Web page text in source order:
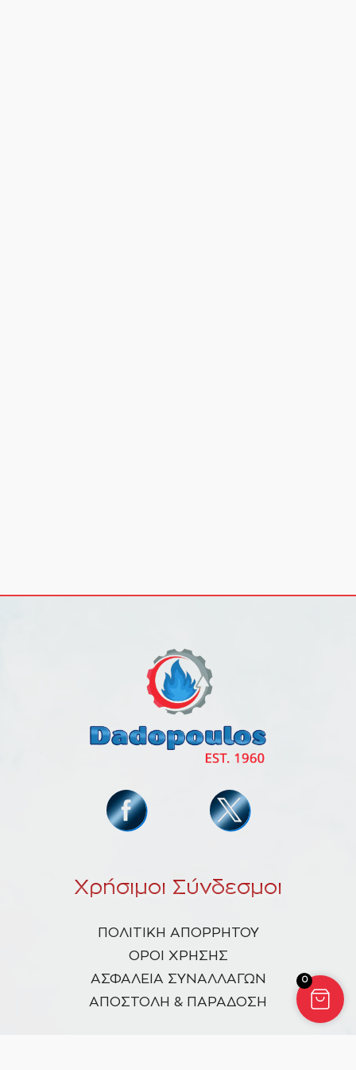
Χρήσιμοι Σύνδεσμοι
ΠΟΛΙΤΙΚΗ ΑΠΟΡΡΗΤΟΥ
ΟΡΟΙ ΧΡΗΣΗΣ
ΑΣΦΑΛΕΙΑ ΣΥΝΑΛΛΑΓΩΝ
ΑΠΟΣΤΟΛΗ & ΠΑΡΑΔΟΣΗ
0